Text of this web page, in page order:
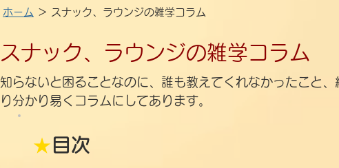
ホーム ＞ スナック、ラウンジの雑学コラム
スナック、ラウンジの雑学コラム
知らないと困ることなのに、誰も教えてくれなかったこと
り分かり易くコラムにしてあります。
★ 目次